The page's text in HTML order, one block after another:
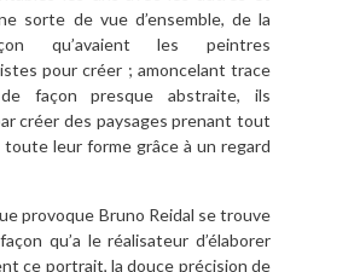
sorte de vue d’ensemble, de la
qu’avaient les peintres
pour créer ; amoncelant trace
façon presque abstraite, ils
créer des paysages prenant tout
leur forme grâce à un regard
provoque Bruno Reidal se trouve
qu’a le réalisateur d’élaborer
ce portrait, la douce précision de